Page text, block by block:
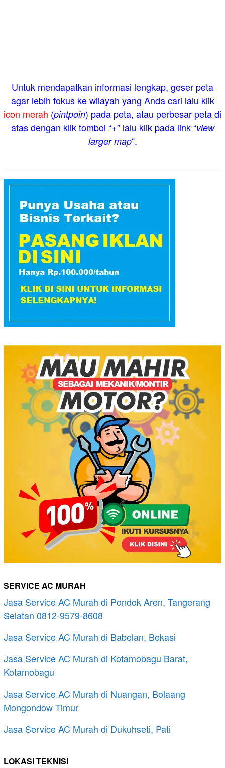
Untuk mendapatkan informasi lengkap, geser peta
agar lebih fokus ke wilayah yang Anda cari lalu klik
icon merah (pintpoin) pada peta, atau perbesar peta di
atas dengan klik tombol “+” lalu klik pada link “view
larger map“.
SERVICE AC MURAH
Jasa Service AC Murah di Pondok Aren, Tangerang
Selatan 0812-9579-8608
Jasa Service AC Murah di Babelan, Bekasi
Jasa Service AC Murah di Kotamobagu Barat,
Kotamobagu
Jasa Service AC Murah di Nuangan, Bolaang
Mongondow Timur
Jasa Service AC Murah di Dukuhseti, Pati
LOKASI TEKNISI